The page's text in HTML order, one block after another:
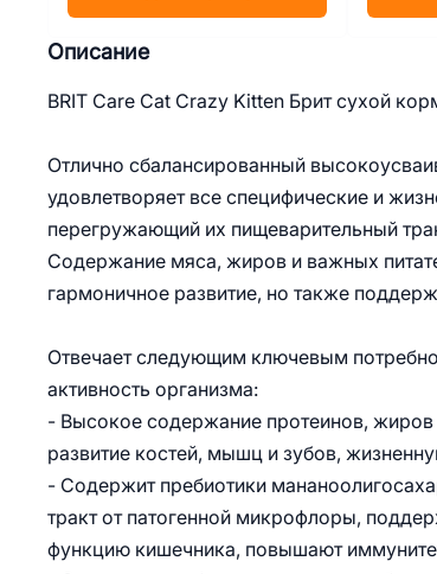
Описание
BRIT Care Cat Crazy Kitten Брит сухой
Отлично сбалансированный
удовлетворяет все специфические и
перегружающий их пищеварительный
Содержание мяса, жиров и важных
гармоничное развитие, но также
Отвечает следующим ключевым
активность организма:
- Высокое содержание протеинов, жиров
развитие костей, мышц и зубов,
- Содержит пребиотики
тракт от патогенной микрофлоры,
функцию кишечника, повышают